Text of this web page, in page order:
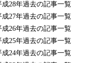
成28年過去の記事一覧
成27年過去の記事一覧
成26年過去の記事一覧
成25年過去の記事一覧
成24年過去の記事一覧